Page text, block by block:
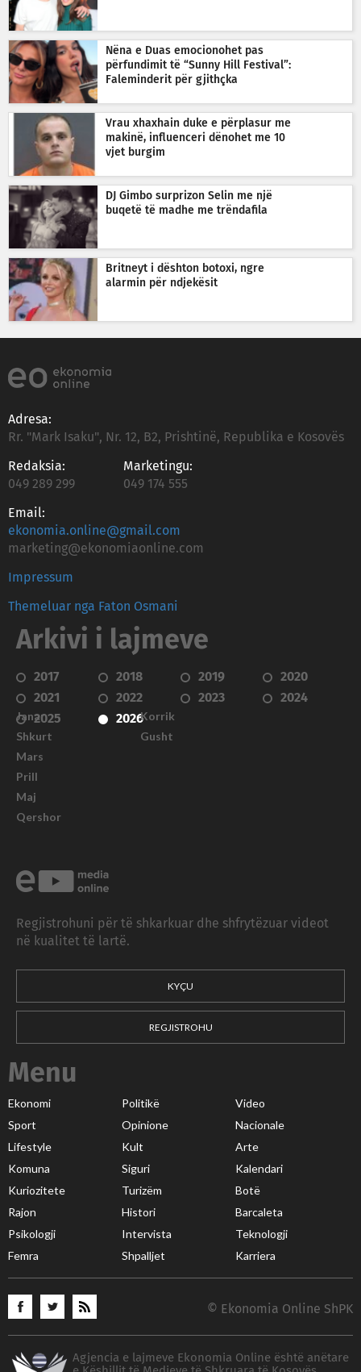
Nëna e Duas emocionohet pas
përfundimit të “Sunny Hill Festival”:
Faleminderit për gjithçka
Vrau xhaxhain duke e përplasur me
makinë, influenceri dënohet me 10
vjet burgim
DJ Gimbo surprizon Selin me një
buqetë të madhe me trëndafila
Britneyt i dështon botoxi, ngre
alarmin për ndjekësit
Adresa:
Rr. "Mark Isaku", Nr. 12, B2, Prishtinë, Republika e Kosovës
Redaksia:
049 289 299
Marketingu:
049 174 555
Email:
ekonomia.online@gmail.com
marketing@ekonomiaonline.com
Impressum
Themeluar nga Faton Osmani
Arkivi i lajmeve
2017 2018 2019
2020
2021
2022 2023
2024
2025
2026
Janar
Shkurt
Mars
Prill
Maj
Qershor
Korrik
Gusht
Regjistrohuni për të shkarkuar dhe shfrytëzuar videot
në kualitet të lartë.
KYÇU
REGJISTROHU
Menu
Ekonomi Politikë
Video
Sport
Opinione
Nacionale
Lifestyle
Kult
Arte
Komuna
Siguri
Kalendari
Kuriozitete
Turizëm
Botë
Rajon
Histori
Barcaleta
Psikologji
Intervista
Teknologji
Femra
Shpalljet Karriera
© Ekonomia Online ShPK
Agjencia e lajmeve Ekonomia Online është anëtare